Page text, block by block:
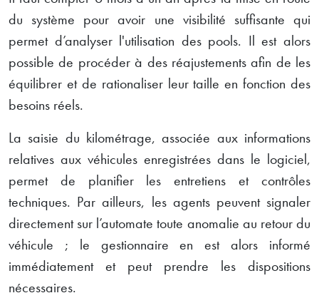
du système pour avoir une visibilité suffisante qui
permet d’analyser l'utilisation des pools. Il est alors
possible de procéder à des réajustements afin de les
équilibrer et de rationaliser leur taille en fonction des
besoins réels.
La saisie du kilométrage, associée aux informations
relatives aux véhicules enregistrées dans le logiciel,
permet de planifier les entretiens et contrôles
techniques. Par ailleurs, les agents peuvent signaler
directement sur l’automate toute anomalie au retour du
véhicule ; le gestionnaire en est alors informé
immédiatement et peut prendre les dispositions
nécessaires.